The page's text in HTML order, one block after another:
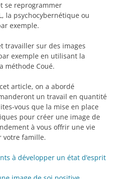
se reprogrammer
la psychocybernétique ou
exemple.
travailler sur des images
exemple en utilisant la
méthode Coué.
article, on a abordé
un travail en quantité
vous que la mise en place
pour créer une image de
à vous offrir une vie
votre famille.
à développer un état d’esprit